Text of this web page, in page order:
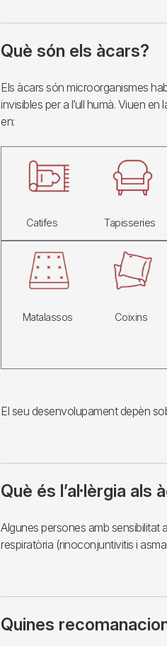
Què són els àcars?
Els àcars són microorganismes
invisibles per a l’ull humà. Viuen en
en:
Imagen
Catifes Tapisseries
Imagen
Matalassos Coixins
El seu desenvolupament depèn
Què és l’al·lèrgia als
Algunes persones amb sensibilitat
respiratòria (rinoconjuntivitis i
Quines